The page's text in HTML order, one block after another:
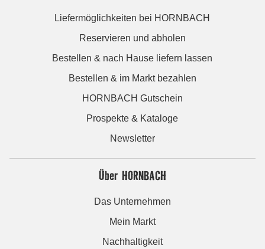
Liefermöglichkeiten bei HORNBACH
Reservieren und abholen
Bestellen & nach Hause liefern lassen
Bestellen & im Markt bezahlen
HORNBACH Gutschein
Prospekte & Kataloge
Newsletter
Über HORNBACH
Das Unternehmen
Mein Markt
Nachhaltigkeit